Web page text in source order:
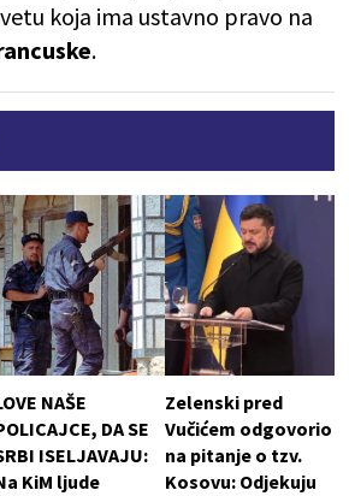
koja ima ustavno pravo na
.
NAŠE
DA SE
ISELJAVAJU:
KiM ljude
Zelenski pred
Vučićem odgovorio
na pitanje o tzv.
Kosovu: Odjekuju